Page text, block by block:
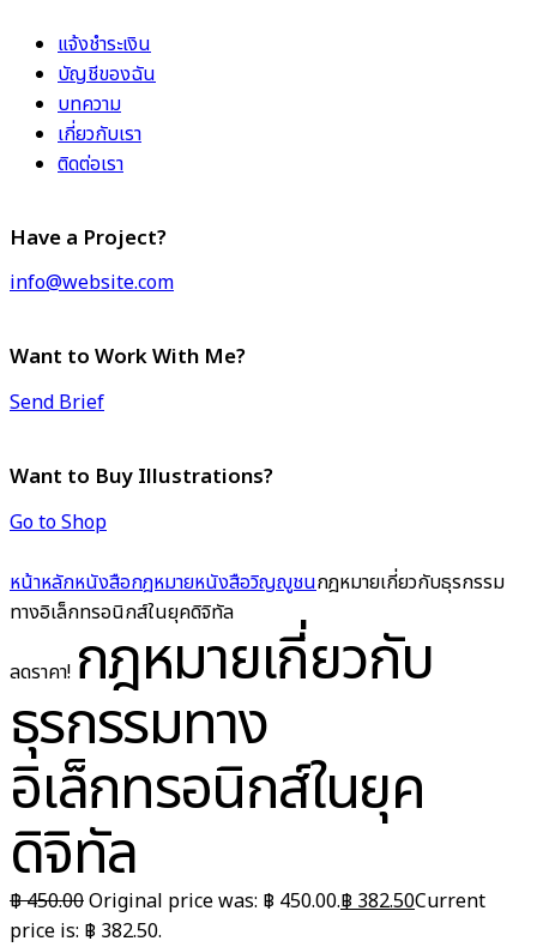
แจ้งชำระเงิน
บัญชีของฉัน
บทความ
เกี่ยวกับเรา
ติดต่อเรา
Have a Project?
info@website.com
Want to Work With Me?
Send Brief
Want to Buy Illustrations?
Go to Shop
หน้าหลักหนังสือกฎหมายหนังสือวิญญูชนกฎหมายเกี่ยวกับธุรกรรม
ทางอิเล็กทรอนิกส์ในยุคดิจิทัล
ลดราคา! กฎหมายเกี่ยวกับ
ธุรกรรมทาง
อิเล็กทรอนิกส์ในยุค
ดิจิทัล
฿450.00Original price was: ฿ 450.00.฿ 382.50Current
price is: ฿ 382.50.